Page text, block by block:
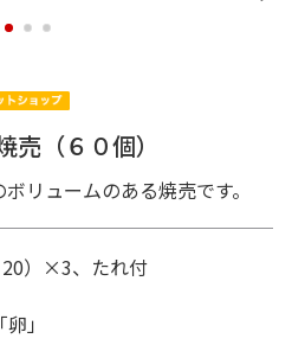
1 2 3
売（６０個）
リュームのある焼売です。
）×3、たれ付
卵」